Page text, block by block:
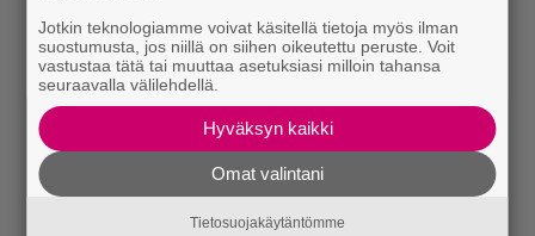
Jotkin teknologiamme voivat käsitellä tietoja myös ilman
suostumusta, jos niillä on siihen oikeutettu peruste. Voit
vastustaa tätä tai muuttaa asetuksiasi milloin tahansa
seuraavalla välilehdellä.
Hyväksyn kaikki
Omat valintani
Tietosuojakäytäntömme